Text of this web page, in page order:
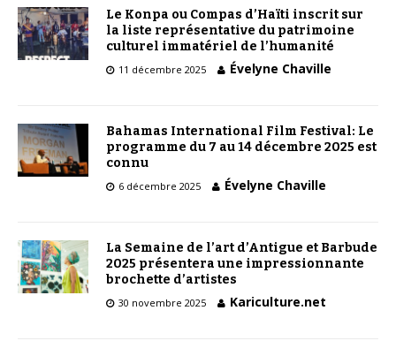
Le Konpa ou Compas d’Haïti inscrit sur
la liste représentative du patrimoine
culturel immatériel de l’humanité
11 décembre 2025 Évelyne Chaville
Bahamas International Film Festival: Le
programme du 7 au 14 décembre 2025 est
connu
6 décembre 2025 Évelyne Chaville
La Semaine de l’art d’Antigue et Barbude
2025 présentera une impressionnante
brochette d’artistes
30 novembre 2025 Kariculture.net